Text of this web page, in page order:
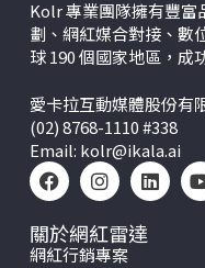
Kolr 專業團隊擁有豐富
劃、網紅媒合對接、數
球 190 個國家地區，成
愛卡拉互動媒體股份有
(02) 8768-1110 #338
Email: kolr@ikala.ai
關於網紅雷達
網紅行銷專案